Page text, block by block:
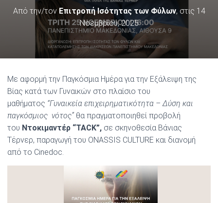
Από την/τον Επιτροπή Ισότητας των Φύλων, στις 14
Νοεμβρίου, 2025
Με αφορμή την Παγκόσμια Ημέρα για την Εξάλειψη της
Βίας κατά των Γυναικών στο πλαίσιο του
μαθήματος “Γυναικεία επιχειρηματικότητα – Δύση και
παγκόσμιος νότος”θα πραγματοποιηθεί προβολή
του Ντοκιμαντέρ “TACK”, σε σκηνοθεσία Βάνιας
Τέρνερ, παραγωγή του ONASSIS CULTURE και διανομή
από το Cinedoc.